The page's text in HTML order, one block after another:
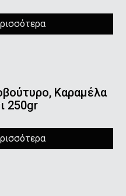
Καραμέλα
250gr